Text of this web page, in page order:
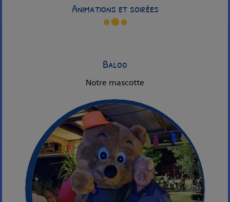
Animations et soirées
Baloo
Notre mascotte